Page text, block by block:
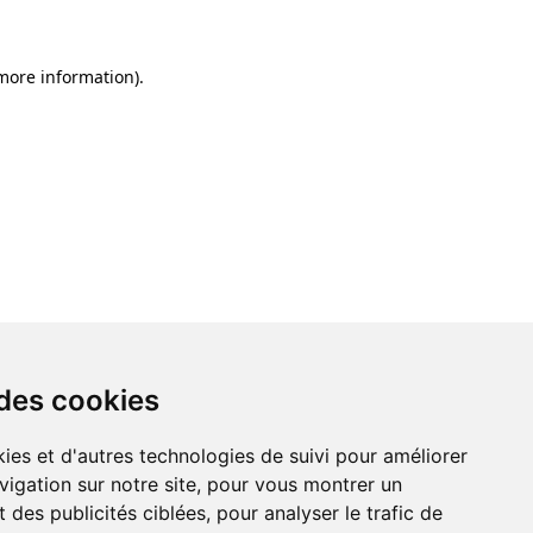
cookies
et d'autres technologies de suivi pour améliorer
sur notre site, pour vous montrer un
des publicités ciblées, pour analyser le trafic de
information).